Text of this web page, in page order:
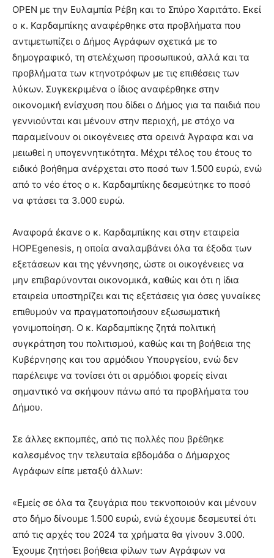
OPEN με την Ευλαμπία Ρέβη και το Σπύρο Χαριτάτο. Εκεί
ο κ. Καρδαμπίκης αναφέρθηκε στα προβλήματα που
αντιμετωπίζει ο Δήμος Αγράφων σχετικά με το
δημογραφικό, τη στελέχωση προσωπικού, αλλά και τα
προβλήματα των κτηνοτρόφων με τις επιθέσεις των
λύκων. Συγκεκριμένα ο ίδιος αναφέρθηκε στην
οικονομική ενίσχυση που δίδει ο Δήμος για τα παιδιά που
γεννιούνται και μένουν στην περιοχή, με στόχο να
παραμείνουν οι οικογένειες στα ορεινά Άγραφα και να
μειωθεί η υπογεννητικότητα. Μέχρι τέλος του έτους το
ειδικό βοήθημα ανέρχεται στο ποσό των 1.500 ευρώ, ενώ
από το νέο έτος ο κ. Καρδαμπίκης δεσμεύτηκε το ποσό
να φτάσει τα 3.000 ευρώ.
Αναφορά έκανε ο κ. Καρδαμπίκης και στην εταιρεία
HOPEgenesis, η οποία αναλαμβάνει όλα τα έξοδα των
εξετάσεων και της γέννησης, ώστε οι οικογένειες να
μην επιβαρύνονται οικονομικά, καθώς και ότι η ίδια
εταιρεία υποστηρίζει και τις εξετάσεις για όσες γυναίκες
επιθυμούν να πραγματοποιήσουν εξωσωματική
γονιμοποίηση. Ο κ. Καρδαμπίκης ζητά πολιτική
συγκράτηση του πολιτισμού, καθώς και τη βοήθεια της
Κυβέρνησης και του αρμόδιου Υπουργείου, ενώ δεν
παρέλειψε να τονίσει ότι οι αρμόδιοι φορείς είναι
σημαντικό να σκήψουν πάνω από τα προβλήματα του
Δήμου.
Σε άλλες εκπομπές, από τις πολλές που βρέθηκε
καλεσμένος την τελευταία εβδομάδα ο Δήμαρχος
Αγράφων είπε μεταξύ άλλων:
«Εμείς σε όλα τα ζευγάρια που τεκνοποιούν και μένουν
στο δήμο δίνουμε 1.500 ευρώ, ενώ έχουμε δεσμευτεί ότι
από τις αρχές του 2024 τα χρήματα θα γίνουν 3.000.
Έχουμε ζητήσει βοήθεια φίλων των Αγράφων να